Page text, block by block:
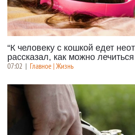
“К человеку с кошкой едет
рассказал, как можно
07:02 | Главное | Жизнь